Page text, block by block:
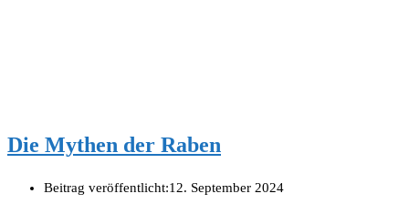
Die Mythen der Raben
Beitrag veröffentlicht:12. September 2024